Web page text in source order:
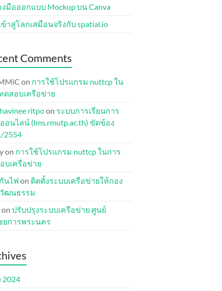
งมือออกแบบ Mockup บน Canva
ข้าสู่โลกเสมือนจริงกับ spatial.io
Comments
on การใช้โปรแกรม nuttcp ใน
ดสอบเครือข่าย
ritpoon ระบบการเรียนการ
อนไลน์ (lms.rmutp.ac.th) ขัดข้อง
2554
on การใช้โปรแกรม nuttcp ในการ
บเครือข่าย
นไฟ on ติดตั้งระบบเครือข่ายให้กอง
ฒนธรรม
on ปรับปรุงระบบเครือข่าย ศูนย์
การพระนคร
2024